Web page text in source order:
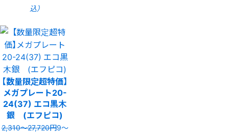
込）
【数量限定超特価】
メガプレート20-
24(37) エコ黒木
銀 (エフピコ)
2,310〜27,720円9〜